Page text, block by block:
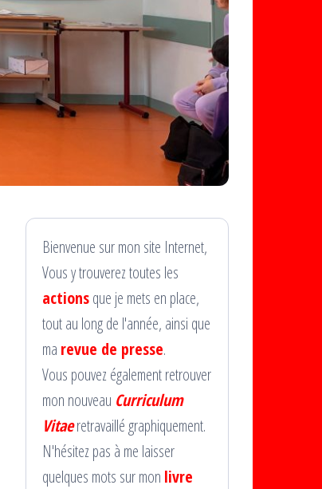
Bienvenue sur mon site Internet,
Vous y trouverez toutes les
actionsque je mets en place,
tout au long de l'année, ainsi que
ma revue de presse.
Vous pouvez également retrouver
mon nouveau Curriculum
Vitaeretravaillé graphiquement.
N'hésitez pas à me laisser
quelques mots sur mon livre